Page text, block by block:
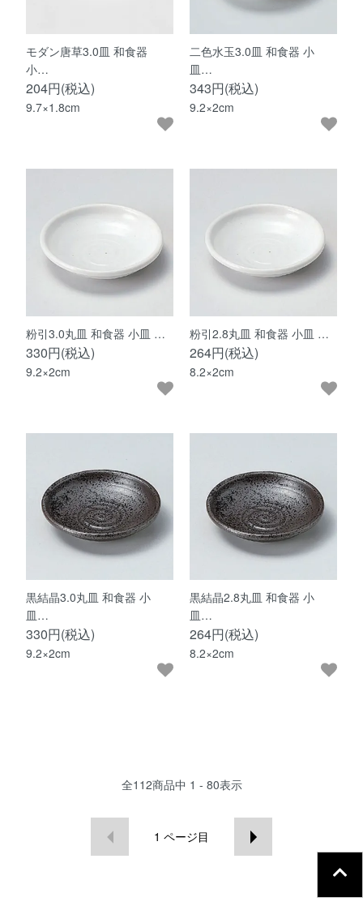
モダン唐草3.0皿 和食器
小…
204円(税込)
9.7×1.8cm
二色水玉3.0皿 和食器 小
皿…
343円(税込)
9.2×2cm
粉引3.0丸皿 和食器 小皿 …
330円(税込)
9.2×2cm
粉引2.8丸皿 和食器 小皿 …
264円(税込)
8.2×2cm
黒結晶3.0丸皿 和食器 小
皿…
330円(税込)
9.2×2cm
黒結晶2.8丸皿 和食器 小
皿…
264円(税込)
8.2×2cm
全112商品中 1 - 80表示
1 ページ目